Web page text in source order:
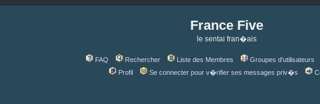
France Five
le sentai fran�ais
FAQ Rechercher Liste des Membres Groupes d'utilisateurs
Profil
Se connecter pour v�rifier ses messages priv�s